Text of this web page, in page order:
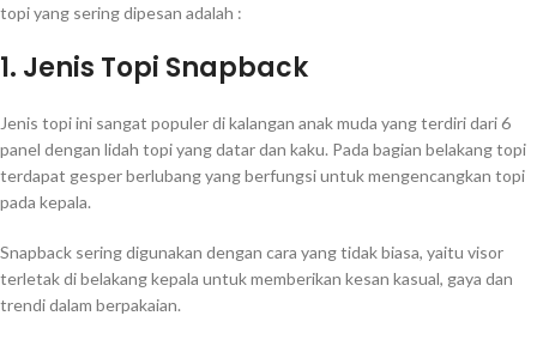
topi yang sering dipesan adalah :
1. Jenis Topi Snapback
Jenis topi ini sangat populer di kalangan anak muda yang terdiri dari 6
panel dengan lidah topi yang datar dan kaku. Pada bagian belakang topi
terdapat gesper berlubang yang berfungsi untuk mengencangkan topi
pada kepala.
Snapback sering digunakan dengan cara yang tidak biasa, yaitu visor
terletak di belakang kepala untuk memberikan kesan kasual, gaya dan
trendi dalam berpakaian.